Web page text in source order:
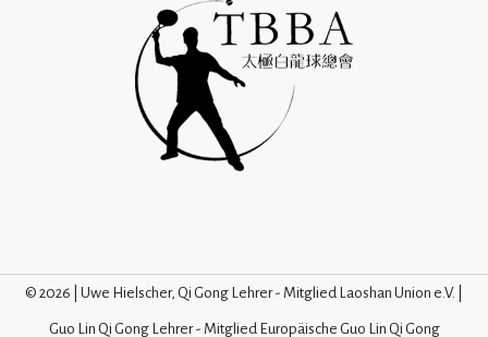
© 2026 | Uwe Hielscher, Qi Gong Lehrer - Mitglied Laoshan Union e.V. |
Guo Lin Qi Gong Lehrer - Mitglied Europäische Guo Lin Qi Gong